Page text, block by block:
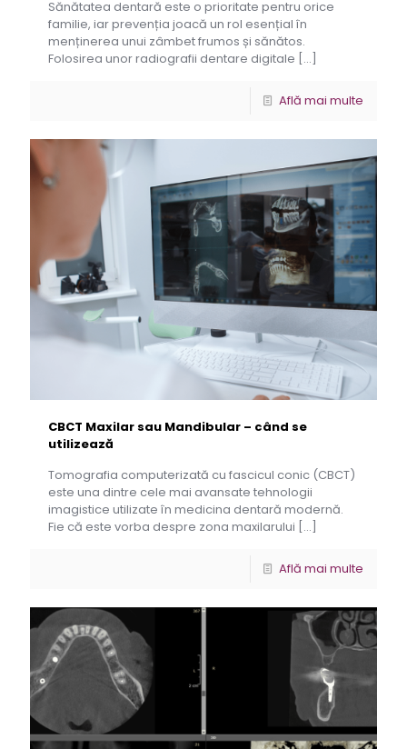
Sănătatea dentară este o prioritate pentru orice
familie, iar prevenția joacă un rol esențial în
menținerea unui zâmbet frumos și sănătos.
Folosirea unor radiografii dentare digitale […]
Află mai multe
CBCT Maxilar sau Mandibular – când se
utilizează
Tomografia computerizată cu fascicul conic (CBCT)
este una dintre cele mai avansate tehnologii
imagistice utilizate în medicina dentară modernă.
Fie că este vorba despre zona maxilarului […]
Află mai multe